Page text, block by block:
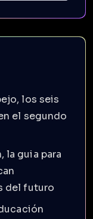
los seis
el segundo
la guia para
del futuro